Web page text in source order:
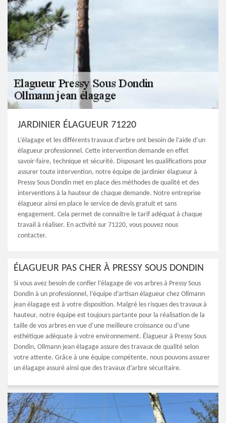
JARDINIER ÉLAGUEUR 71220
L’élagage et les différents travaux d’arbre ont besoin de l’aide d’un
élagueur professionnel. Cette intervention demande en effet
savoir-faire, technique et sécurité. Disposant les qualifications pour
assurer toute intervention, notre équipe de jardinier élagueur à
Pressy Sous Dondin met en place des méthodes de qualité et des
interventions à la hauteur de chaque demande. Notre entreprise
élagueur ainsi en place le service de devis gratuit et sans
engagement. Cela permet de connaître le tarif adéquat à chaque
travail à réaliser. En activité sur 71220, vous pouvez nous
contacter.
ÉLAGUEUR PAS CHER À PRESSY SOUS DONDIN
Si vous avez besoin de confier l’élagage de vos arbres à Pressy Sous
Dondin à un professionnel, l’équipe d’artisan élagueur chez Ollmann
jean élagage est à votre disposition. Malgré les risques des travaux à
hauteur, notre équipe est toujours partante pour la réalisation de la
taille de vos arbres en vue d’une meilleure croissance ou d’une
esthétique adéquate à votre environnement. Élagueur à Pressy Sous
Dondin, Ollmann jean élagage assure des travaux de qualité selon
votre attente. Grâce à une équipe compétente, nous pouvons assurer
un élagage assuré ainsi que des travaux d’arbre sécuritaire.